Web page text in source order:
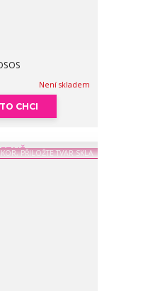
Není skladem
CHCI
PŘILOŽTE TVAR SKLA